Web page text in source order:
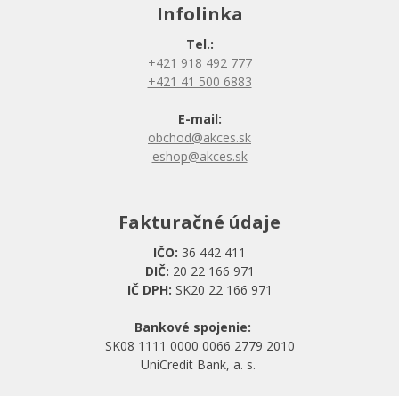
Infolinka
Tel.:
+421 918 492 777
+421 41 500 6883
E-mail:
obchod@akces.sk
eshop@akces.sk
Fakturačné údaje
IČO: 36 442 411
DIČ: 20 22 166 971
IČ DPH: SK20 22 166 971
Bankové spojenie:
SK08 1111 0000 0066 2779 2010
UniCredit Bank, a. s.